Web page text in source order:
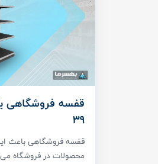
39
قفسه فروشگاهی باعث
محصولات در فروشگاه